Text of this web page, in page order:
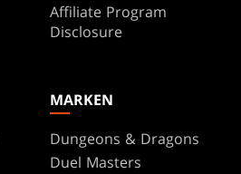
Affiliate Program
Disclosure
MARKEN
Dungeons & Dragons
Duel Masters